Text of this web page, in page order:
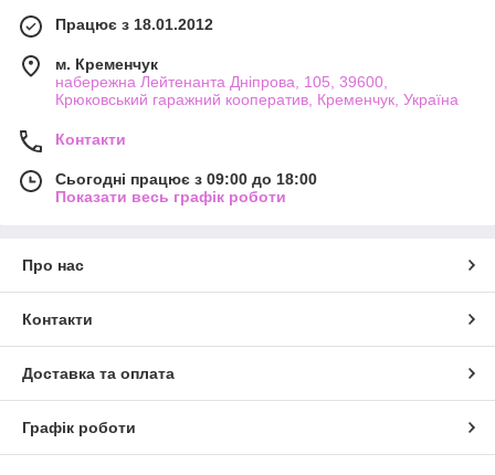
Працює з 18.01.2012
м. Кременчук
набережна Лейтенанта Дніпрова, 105, 39600,
Крюковський гаражний кооператив, Кременчук, Україна
Контакти
Сьогодні працює з 09:00 до 18:00
Показати весь графік роботи
Про нас
Контакти
Доставка та оплата
Графік роботи